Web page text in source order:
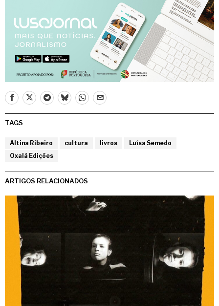
TAGS
Altina Ribeiro cultura livros
Luísa Semedo
Oxalá Edições
ARTIGOS RELACIONADOS